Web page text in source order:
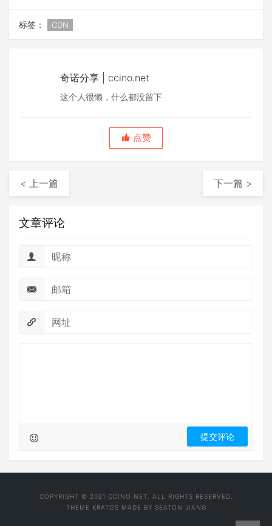
标签： CDN
奇诺分享 | ccino.net
这个人很懒，什么都没留下
点赞
< 上一篇 下一篇 >
文章评论
COPYRIGHT © 2021 CCINO.NET. ALL RIGHTS RESERVED.
THEME KRATOS MADE BY SEATON JIANG